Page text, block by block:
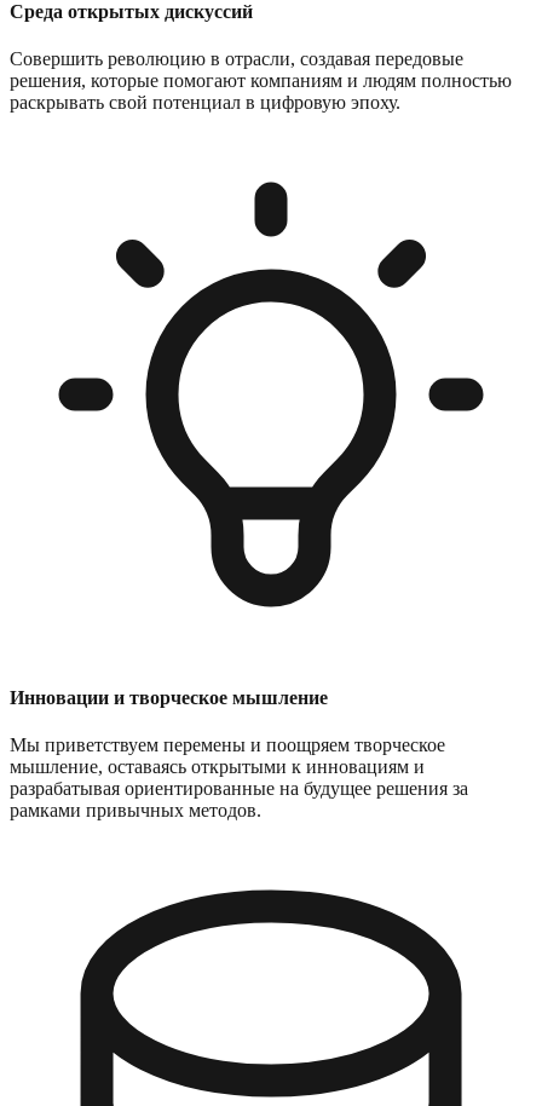
Среда открытых дискуссий
Совершить революцию в отрасли, создавая передовые
решения, которые помогают компаниям и людям полностью
раскрывать свой потенциал в цифровую эпоху.
Инновации и творческое мышление
Мы приветствуем перемены и поощряем творческое
мышление, оставаясь открытыми к инновациям и
разрабатывая ориентированные на будущее решения за
рамками привычных методов.